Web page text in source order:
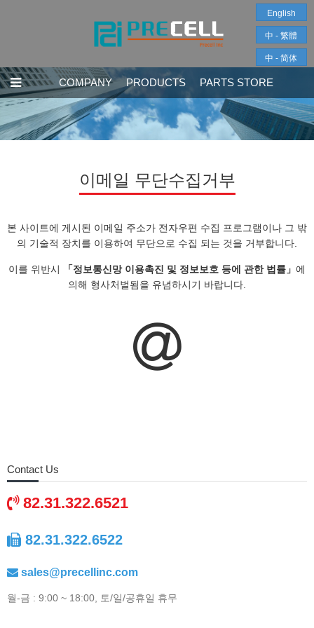
English
中 - 繁體
中 - 简体
COMPANY PRODUCTS PARTS STORE
이메일 무단수집거부
본 사이트에 게시된 이메일 주소가 전자우편 수집 프로그램이나 그 밖
의 기술적 장치를 이용하여 무단으로 수집 되는 것을 거부합니다.
이를 위반시 「정보통신망 이용촉진 및 정보보호 등에 관한 법률」 에
의해 형사처벌됨을 유념하시기 바랍니다.
Contact Us
82.31.322.6521
82.31.322.6522
sales@precellinc.com
월-금 : 9:00 ~ 18:00, 토/일/공휴일 휴무